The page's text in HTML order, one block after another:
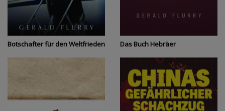
Botschafter für den Weltfrieden Das Buch Hebräer